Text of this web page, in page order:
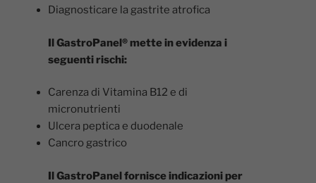
Diagnosticare la gastrite atrofica
Il GastroPanel® mette in evidenza i
seguenti rischi:
Carenza di Vitamina B12 e di
micronutrienti
Ulcera peptica e duodenale
Cancro gastrico
Il GastroPanel fornisce indicazioni per